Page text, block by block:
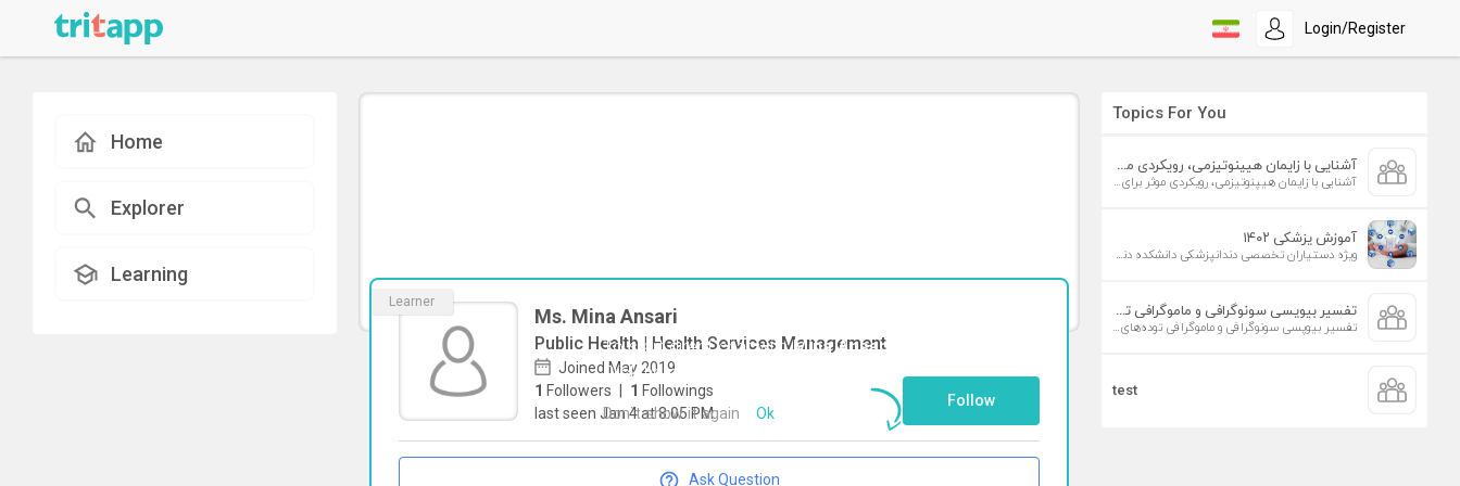
Login/Register
Home
Explorer
Learning
Learner
Ms. Mina Ansari
Public Health | Health Services Management
Joined May 2019
1 Followers 1 Followings
last seen Jan 4 at 8:05 PM
Follow
Ask Question
Topics For You
آشنایی با زایمان هیپنوتیزمی، رویکردی موثر برای افزایش تمایل به زایمان طبیعی
آشنایی با زایمان هیپنوتیزمی، رویکردی موثر برای افزایش تمایل به زایمان طبیعی
آموزش پزشکی ۱۴۰۲
ویژه دستیاران تخصصی دندانپزشکی دانشکده دندانپزشکی دانشگاه علوم پزشکی تهران
تفسیر بیوپسی سونوگرافی و ماموگرافی توده‌های پستان
تفسیر بیوپسی سونوگرافی و ماموگرافی توده‌های پستان
test
To start direct chat withMina Ansari
Click here
Don`t show it again Ok